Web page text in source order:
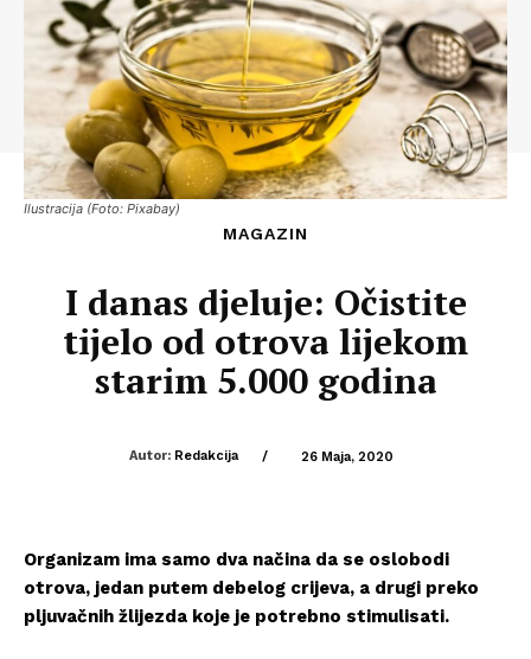
Ilustracija (Foto: Pixabay)
MAGAZIN
I danas djeluje: Očistite
tijelo od otrova lijekom
starim 5.000 godina
Autor: Redakcija / 26 Maja, 2020
Organizam ima samo dva načina da se oslobodi
otrova, jedan putem debelog crijeva, a drugi preko
pljuvačnih žlijezda koje je potrebno stimulisati.